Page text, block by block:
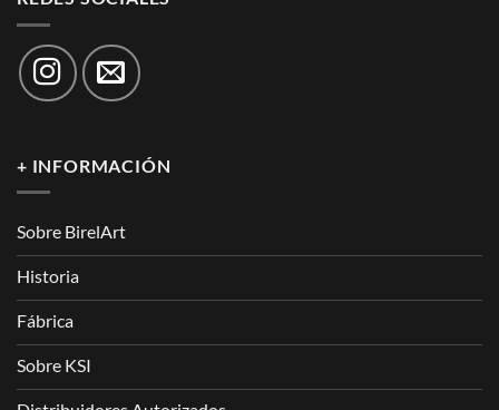
+ INFORMACIÓN
Sobre BirelArt
Historia
Fábrica
Sobre KSI